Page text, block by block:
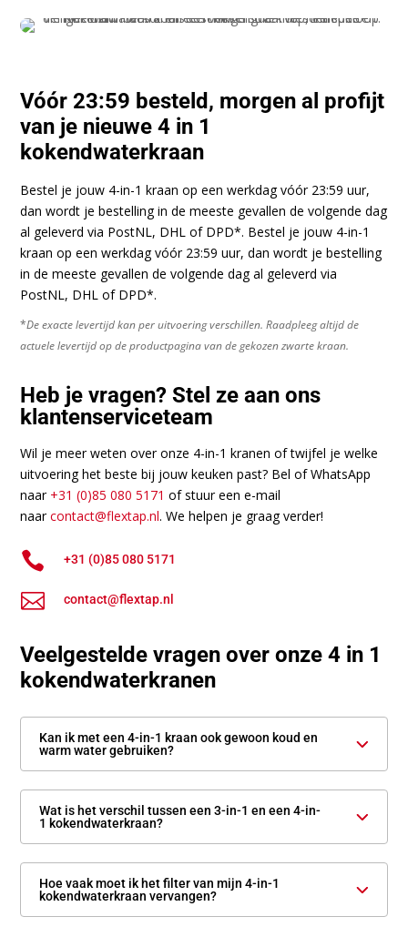
Vóór 23:59 besteld, morgen al profijt
van je nieuwe 4 in 1
kokendwaterkraan
Bestel je jouw 4-in-1 kraan op een werkdag vóór 23:59 uur,
dan wordt je bestelling in de meeste gevallen de volgende dag
al geleverd via PostNL, DHL of DPD*. Bestel je jouw 4-in-1
kraan op een werkdag vóór 23:59 uur, dan wordt je bestelling
in de meeste gevallen de volgende dag al geleverd via
PostNL, DHL of DPD*.
*De exacte levertijd kan per uitvoering verschillen. Raadpleeg altijd de
actuele levertijd op de productpagina van de gekozen zwarte kraan.
Heb je vragen? Stel ze aan ons
klantenserviceteam
Wil je meer weten over onze 4-in-1 kranen of twijfel je welke
uitvoering het beste bij jouw keuken past? Bel of WhatsApp
naar +31 (0)85 080 5171 of stuur een e-mail
naarcontact@flextap.nl. We helpen je graag verder!
 +31 (0)85 080 5171
 contact@flextap.nl
Veelgestelde vragen over onze 4 in 1
kokendwaterkranen
Kan ik met een 4-in-1 kraan ook gewoon koud en
warm water gebruiken?
Wat is het verschil tussen een 3-in-1 en een 4-in-
1 kokendwaterkraan?
Hoe vaak moet ik het filter van mijn 4-in-1
kokendwaterkraan vervangen?